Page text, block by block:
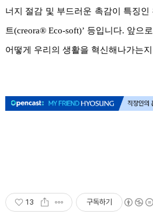
너지 절감 및 부드러운 촉감이 특징인
트(creora® Eco-soft)’ 등입니다. 앞으
어떻게 우리의 생활을 혁신해나가는
13 구독하기